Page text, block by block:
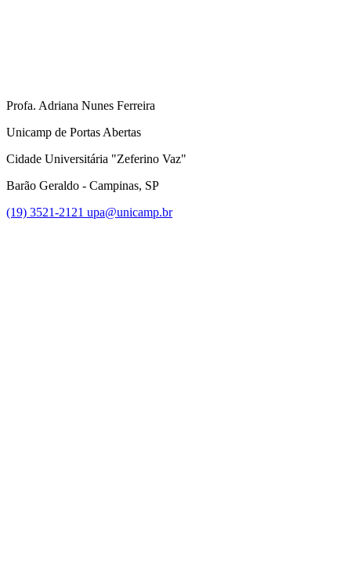
Profa. Adriana Nunes Ferreira
Unicamp de Portas Abertas
Cidade Universitária "Zeferino Vaz"
Barão Geraldo - Campinas, SP
(19) 3521-2121 upa@unicamp.br